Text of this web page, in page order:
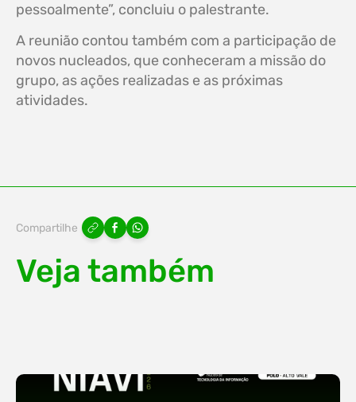
pessoalmente”, concluiu o palestrante.
A reunião contou também com a participação de
novos nucleados, que conheceram a missão do
grupo, as ações realizadas e as próximas
atividades.
Compartilhe
Veja também